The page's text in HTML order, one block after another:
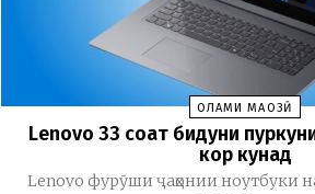
ОЛАМИ МАҶОЗӢ
Lenovo 33 соат бидуни
кор кунад
Lenovo фурӯши ҷаҳонии ноутбуки